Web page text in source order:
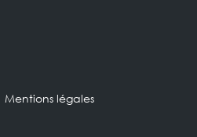
Mentions légales